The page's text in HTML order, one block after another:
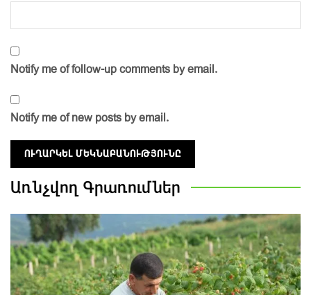
Notify me of follow-up comments by email.
Notify me of new posts by email.
Առնչվող Գրառումներ